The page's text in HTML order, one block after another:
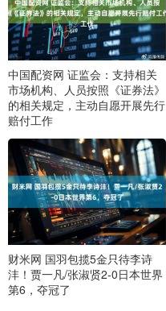
中国配资网 证监会：支持相关
市场机构、人员按照《证券法》
的相关规定，主动自愿开展先行
赔付工作
财米网 国羽包揽5金只待李诗
沣！贾一凡/张淑贤2-0日本世界
第6，夺冠了